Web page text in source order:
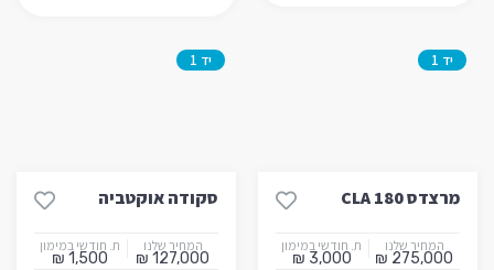
יד 1
מרצדס CLA 180
המחיר שלנו
275,000 ₪
ת. חודשי במימון
3,000 ₪
יד 1
סקודה אוקטביה
המחיר שלנו
127,000 ₪
ת. חודשי במימון
1,500 ₪